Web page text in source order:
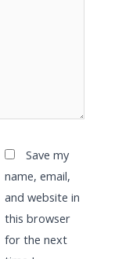
Save my
name, email,
and website in
this browser
for the next